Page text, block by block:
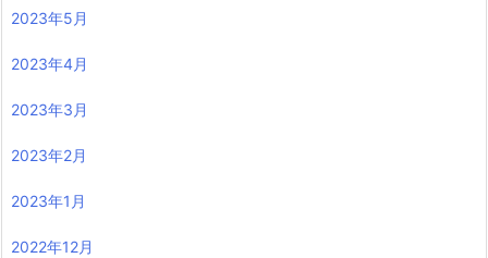
2023年5月
2023年4月
2023年3月
2023年2月
2023年1月
2022年12月